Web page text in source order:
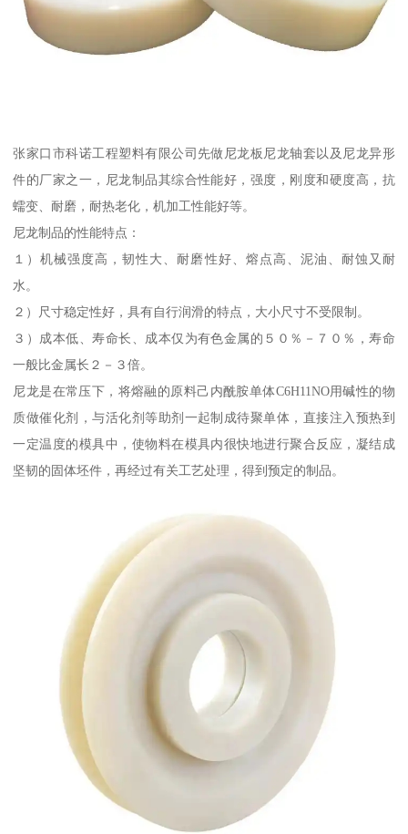
张家口市科诺工程塑料有限公司先做尼龙板尼龙轴套以及尼龙异形
件的厂家之一，尼龙制品其综合性能好，强度，刚度和硬度高，抗
蠕变、耐磨，耐热老化，机加工性能好等。
尼龙制品的性能特点：
１）机械强度高，韧性大、耐磨性好、熔点高、泥油、耐蚀又耐
水。
２）尺寸稳定性好，具有自行润滑的特点，大小尺寸不受限制。
３）成本低、寿命长、成本仅为有色金属的５０％－７０％，寿命
一般比金属长２－３倍。
尼龙是在常压下，将熔融的原料己内酰胺单体C6H11NO用碱性的物
质做催化剂，与活化剂等助剂一起制成待聚单体，直接注入预热到
一定温度的模具中，使物料在模具内很快地进行聚合反应，凝结成
坚韧的固体坯件，再经过有关工艺处理，得到预定的制品。